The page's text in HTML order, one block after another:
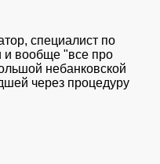
специалист по
и вообще "все про
небанковской
через процедуру